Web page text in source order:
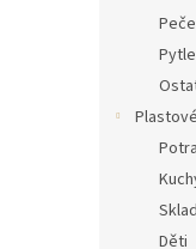
Děti